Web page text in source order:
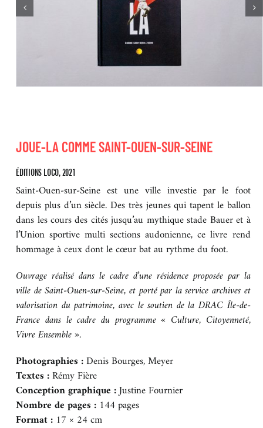
JOUE-LA COMME SAINT-OUEN-SUR-SEINE
ÉDITIONS LOCO, 2021
Saint-Ouen-sur-Seine est une ville investie par le foot
depuis plus d’un siècle. Des très jeunes qui tapent le ballon
dans les cours des cités jusqu’au mythique stade Bauer et à
l’Union sportive multi sections audonienne, ce livre rend
hommage à ceux dont le cœur bat au rythme du foot.
Ouvrage réalisé dans le cadre d’une résidence proposée par la
ville de Saint-Ouen-sur-Seine, et porté par la service archives et
valorisation du patrimoine, avec le soutien de la DRAC Île-de-
France dans le cadre du programme « Culture, Citoyenneté,
Vivre Ensemble ».
Photographies :Denis Bourges, Meyer
Textes :Rémy Fière
Conception graphique :Justine Fournier
Nombre de pages : 144 pages
Format : 17 × 24 cm